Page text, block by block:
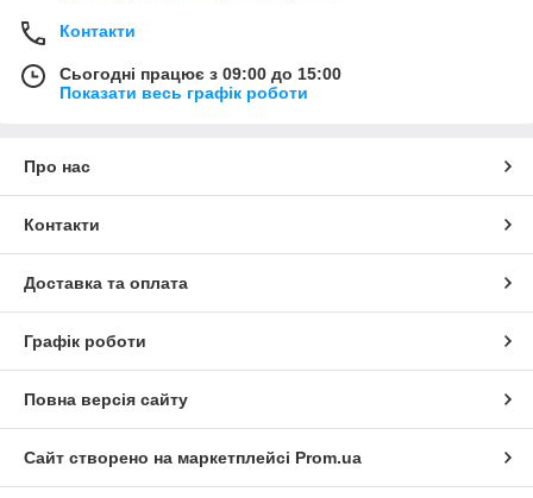
Контакти
Сьогодні працює з 09:00 до 15:00
Показати весь графік роботи
Про нас
Контакти
Доставка та оплата
Графік роботи
Повна версія сайту
Сайт створено на маркетплейсі Prom.ua